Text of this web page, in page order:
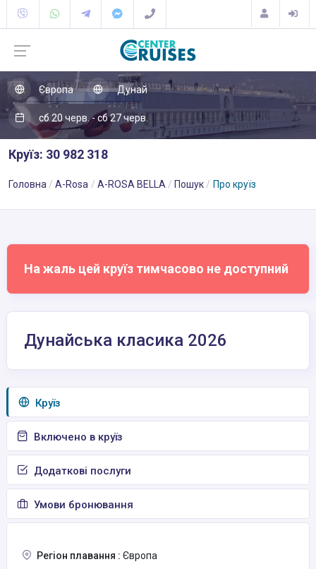
Європа Дунай
сб 20 черв. - сб 27 черв.
Круїз: 30 982 318
Головна A-Rosa A-ROSA BELLA Пошук Про круїз
На жаль цей круїз тимчасово не доступний
Дунайська класика 2026
Круїз
Включено в круїз
Додаткові послуги
Умови бронювання
Регіон плавання : Європа